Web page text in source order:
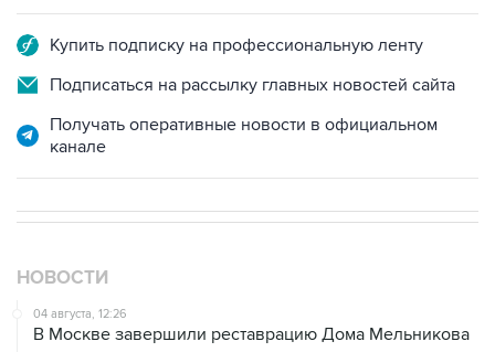
Купить подписку на профессиональную ленту
Подписаться на рассылку главных новостей сайта
Получать оперативные новости в официальном
канале
НОВОСТИ
04 августа, 12:26
В Москве завершили реставрацию Дома Мельникова